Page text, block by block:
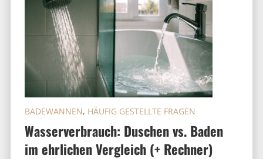
Wasserverbrauch: Duschen vs. Baden
im ehrlichen Vergleich (+ Rechner)
BADEWANNEN, HÄUFIG GESTELLTE FRAGEN